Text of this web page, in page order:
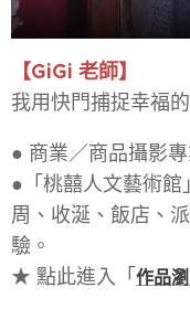
【GiGi 老師】
我用快門捕捉幸福
● 商業／商品攝影
●「桃囍人文藝術
周、收涎、飯店、
驗。
★ 點此進入「 作品